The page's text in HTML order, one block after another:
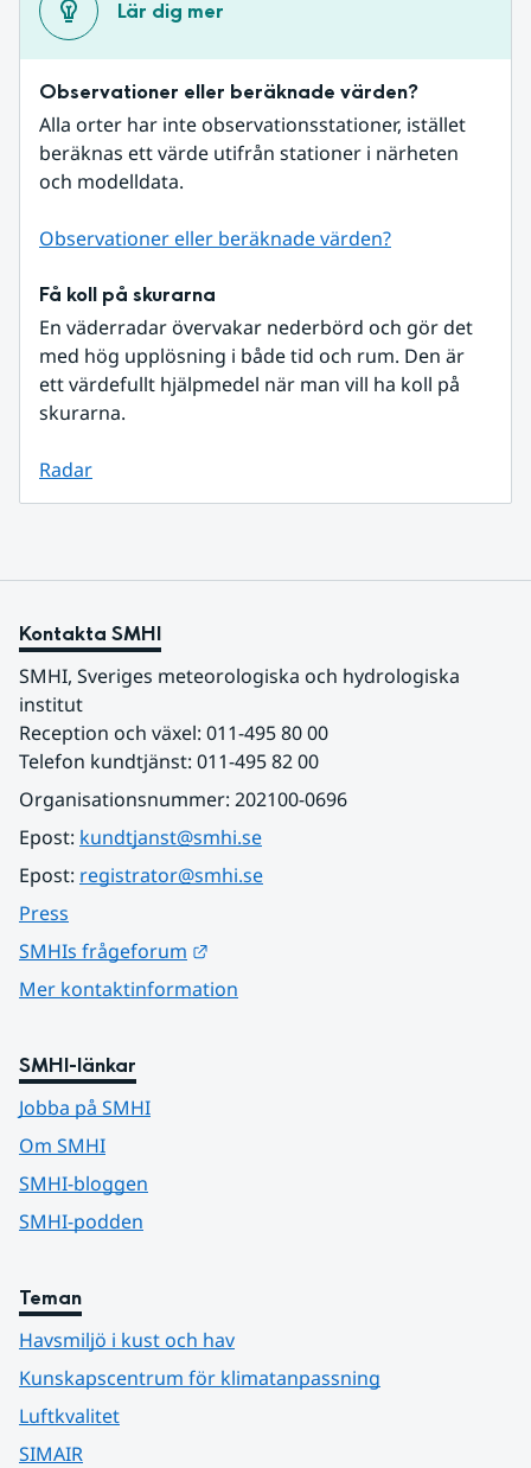
Lär dig mer
Observationer eller beräknade värden?
Alla orter har inte observationsstationer, istället
beräknas ett värde utifrån stationer i närheten
och modelldata.
Observationer eller beräknade värden?
Få koll på skurarna
En väderradar övervakar nederbörd och gör det
med hög upplösning i både tid och rum. Den är
ett värdefullt hjälpmedel när man vill ha koll på
skurarna.
Radar
Kontakta SMHI
SMHI, Sveriges meteorologiska och hydrologiska
institut
Reception och växel: 011-495 80 00
Telefon kundtjänst: 011-495 82 00
Organisationsnummer: 202100-0696
Epost: kundtjanst@smhi.se
Epost: registrator@smhi.se
Press
SMHIs frågeforum
Mer kontaktinformation
SMHI-länkar
Jobba på SMHI
Om SMHI
SMHI-bloggen
SMHI-podden
Teman
Havsmiljö i kust och hav
Kunskapscentrum för klimatanpassning
Luftkvalitet
SIMAIR